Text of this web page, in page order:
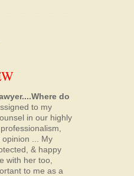
do
to my
in our highly
opinion ... My
& happy
with her too,
to me as a